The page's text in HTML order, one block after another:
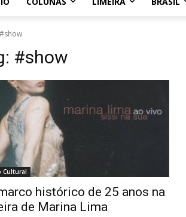
#show
#show
Cultural
histórico de 25 anos na
de Marina Lima